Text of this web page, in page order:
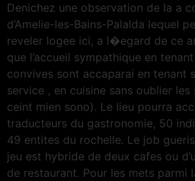
Denichez une observation de la a
d’Amelie-les-Bains-Palalda lequel
reveler logee ici, a l�egard de ce
que l’accueil sympathique en
convives sont accaparai en tenant
service , en cuisine sans oublier
ceint mien sono). Le lieu pourra
traducteurs du gastronomie, 50
49 entites du rochelle. Le job
jeu est hybride de deux cafes ou
de restaurant. Pour les mets parmi